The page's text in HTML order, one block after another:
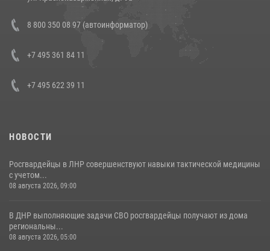
Состоялась рабочая встреча директора Росгвардии Героя России
генерала армии Виктора Золотова с заместителем полномочного
представителя Президента Российской Федерации в Северо-
Кавказском федеральном округе Виталием Кузнецовым
8 800 350 08 97 (автоинформатор)
+7 495 361 84 11
+7 495 622 39 11
НОВОСТИ
Росгвардейцы в ЛНР совершенствуют навыки тактической медицины
с учетом...
08 августа 2026, 09:00
В ДНР выполняющие задачи СВО росгвардейцы получают из дома
региональны...
08 августа 2026, 05:00